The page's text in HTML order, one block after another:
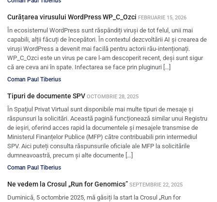
Curățarea virusului WordPress WP_C_Ozci FEBRUARIE 15, 2026
În ecosistemul WordPress sunt răspândiți viruși de tot felul, unii mai
capabili, alții făcuți de începători. În contextul dezcvoltării AI și crearea de
viruși WordPress a devenit mai facilă pentru actorii rău-intenționați.
WP_C_Ozci este un virus pe care l-am descoperit recent, deși sunt sigur
că are ceva ani în spate. Infectarea se face prin pluginuri […]
Coman Paul Tiberius
Tipuri de documente SPV OCTOMBRIE 28, 2025
În Spaţiul Privat Virtual sunt disponibile mai multe tipuri de mesaje şi
răspunsuri la solicitări. Această pagină funcționează similar unui Registru
de ieșiri, oferind acces rapid la documentele și mesajele transmise de
Ministerul Finanțelor Publice (MFP) către contribuabili prin intermediul
SPV. Aici puteți consulta răspunsurile oficiale ale MFP la solicitările
dumneavoastră, precum și alte documente […]
Coman Paul Tiberius
Ne vedem la Crosul „Run for Genomics” SEPTEMBRIE 22, 2025
Duminică, 5 octombrie 2025, mă găsiți la start la Crosul „Run for